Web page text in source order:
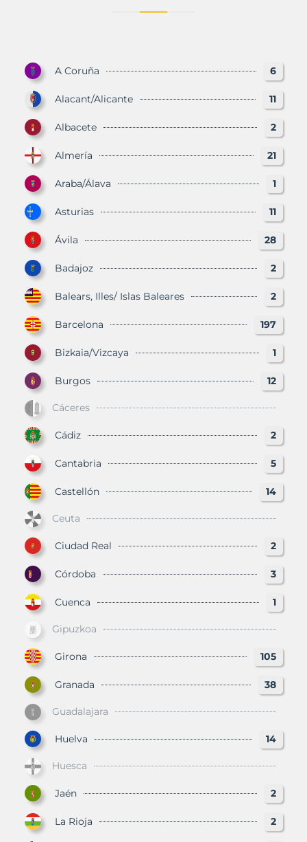
A Coruña 6
Alacant/Alicante 11
Albacete 2
Almería 21
Araba/Álava 1
Asturias 11
Ávila 28
Badajoz 2
Balears, Illes/ Islas Baleares 2
Barcelona 197
Bizkaia/Vizcaya 1
Burgos 12
Cáceres
Cádiz 2
Cantabria 5
Castellón 14
Ceuta
Ciudad Real 2
Córdoba 3
Cuenca 1
Gipuzkoa
Girona 105
Granada 38
Guadalajara
Huelva 14
Huesca
Jaén 2
La Rioja 2